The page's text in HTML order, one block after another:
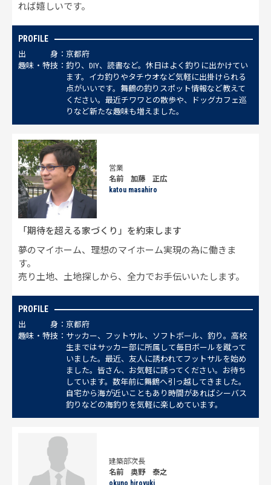
れば嬉しいです。
PROFILE
出 身
京都府
趣味 ・ 特技
釣り、DIY、読書など。休日はよく釣りに出かけてい
ます。イカ釣りやタチウオなど気軽に出掛けられる
点がいいです。舞鶴の釣りスポット情報など教えて
ください。最近チワワとの散歩や、ドッグカフェ巡
りなど新たな趣味も増えました。
営業
名前 加藤 正広
katou masahiro
「期待を超える家づくり」を約束します
夢のマイホーム、理想のマイホーム実現の為に働きま
す。
売り土地、土地探しから、全力でお手伝いいたします。
PROFILE
出 身
京都府
趣味 ・ 特技
サッカー、フットサル、ソフトボール、釣り。高校
生まではサッカー部に所属して毎日ボールを蹴って
いました。最近、友人に誘われてフットサルを始め
ました。皆さん、お気軽に誘ってください。お待ち
しています。数年前に舞鶴へ引っ越してきました。
自宅から海が近いこともあり時間があればシーバス
釣りなどの海釣りを気軽に楽しめています。
建築部次長
名前 奥野 泰之